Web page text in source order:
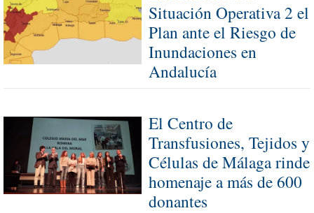
Situación Operativa 2 el
Plan ante el Riesgo de
Inundaciones en
Andalucía
El Centro de
Transfusiones, Tejidos y
Células de Málaga rinde
homenaje a más de 600
donantes